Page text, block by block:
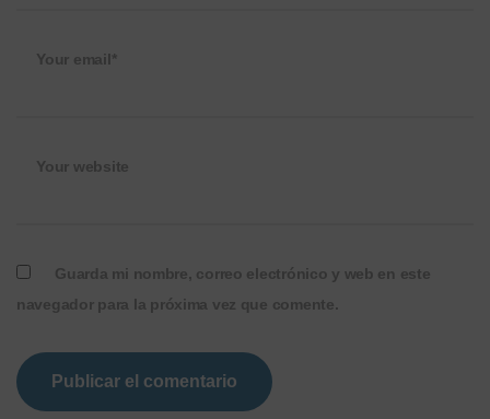
Your email*
Your website
Guarda mi nombre, correo electrónico y web en este
navegador para la próxima vez que comente.